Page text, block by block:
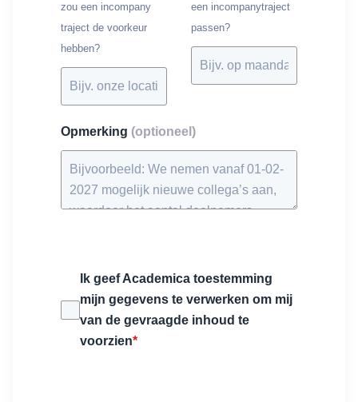
zou een incompany
traject de voorkeur
hebben?
een incompanytraject
passen?
Opmerking (optioneel)
Ik geef Academica toestemming
mijn gegevens te verwerken om mij
van de gevraagde inhoud te
voorzien*